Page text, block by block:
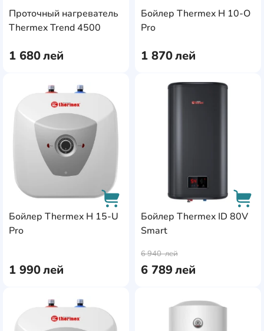
Проточный нагреватель
Thermex Trend 4500
1 680лей
AddCardToCart
Бойлер Thermex H 10-O
Pro
1 870лей
Бойлер Thermex H 15-U
Pro
1 990лей
Бойлер Thermex ID 80V
Smart
6 789лей
6 940лей
AddCardToFavourite